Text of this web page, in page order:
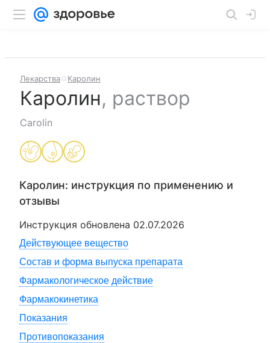
Лекарства Каролин
Каролин, раствор
Carolin
Каролин: инструкция по применению и
отзывы
Инструкция обновлена 02.07.2026
Действующее вещество
Состав и форма выпуска препарата
Фармакологическое действие
Фармакокинетика
Показания
Противопоказания